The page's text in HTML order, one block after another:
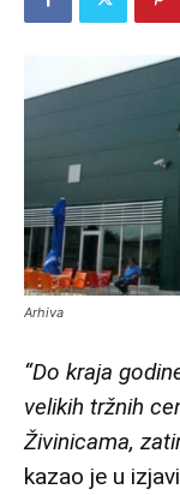
Arhiva
“Do kraja
velikih tržnih
Živinicama,
kazao je u